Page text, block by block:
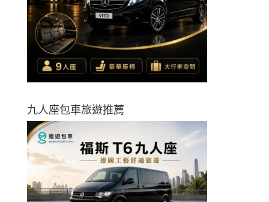
九人座包車旅遊推薦